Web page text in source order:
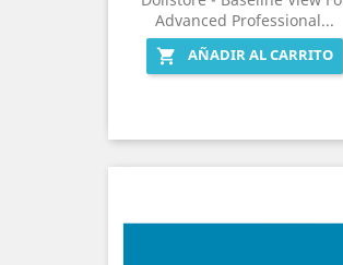
Advanced Professional...

AÑADIR AL CARRITO